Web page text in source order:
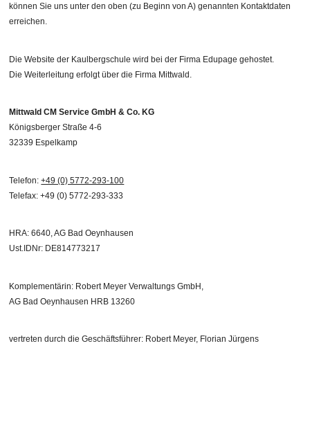
können Sie uns unter den oben (zu Beginn von A) genannten Kontaktdaten
erreichen.
Die Website der Kaulbergschule wird bei der Firma Edupage gehostet.
Die Weiterleitung erfolgt über die Firma Mittwald.
Mittwald CM Service GmbH & Co. KG
Königsberger Straße 4-6
32339 Espelkamp
Telefon:+49 (0) 5772-293-100
Telefax: +49 (0) 5772-293-333
HRA: 6640, AG Bad Oeynhausen
Ust.IDNr: DE814773217
Komplementärin: Robert Meyer Verwaltungs GmbH,
AG Bad Oeynhausen HRB 13260
vertreten durch die Geschäftsführer: Robert Meyer, Florian Jürgens